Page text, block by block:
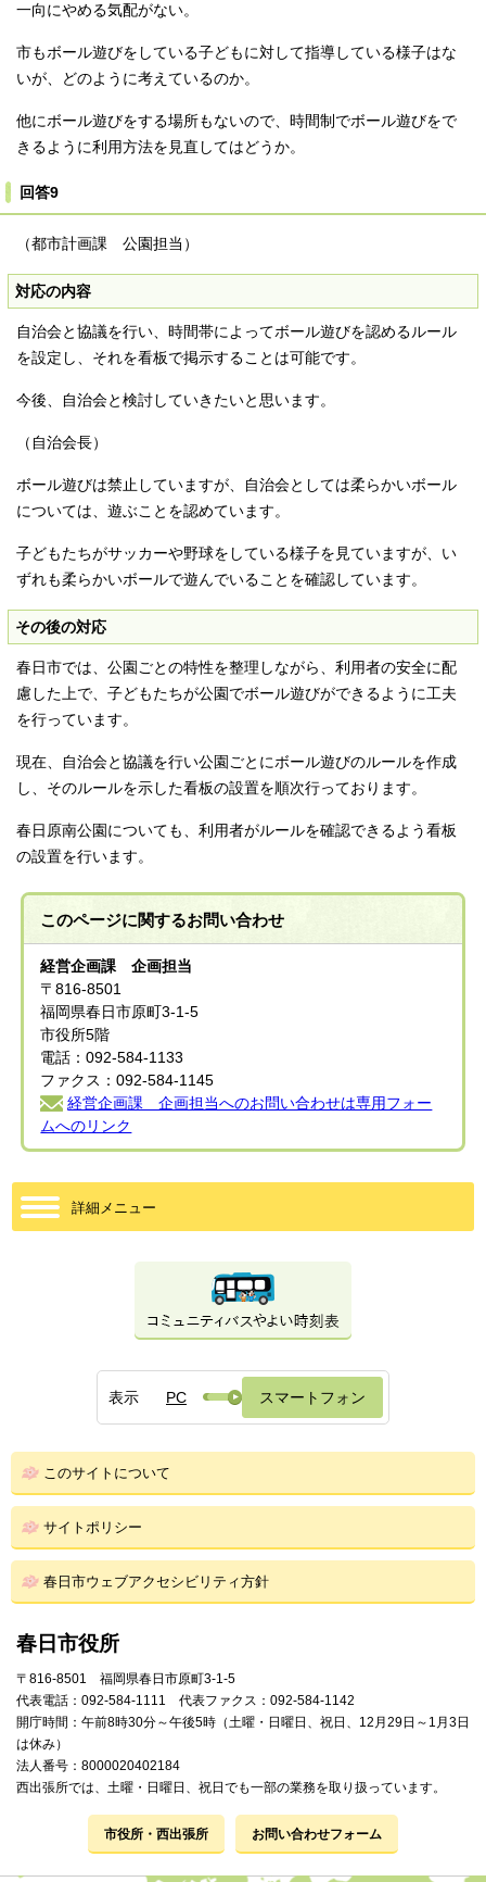
一向にやめる気配がない。
市もボール遊びをしている子どもに対して指導している様子はな
いが、どのように考えているのか。
他にボール遊びをする場所もないので、時間制でボール遊びをで
きるように利用方法を見直してはどうか。
回答9
（都市計画課 公園担当）
対応の内容
自治会と協議を行い、時間帯によってボール遊びを認めるルール
を設定し、それを看板で掲示することは可能です。
今後、自治会と検討していきたいと思います。
（自治会長）
ボール遊びは禁止していますが、自治会としては柔らかいボール
については、遊ぶことを認めています。
子どもたちがサッカーや野球をしている様子を見ていますが、い
ずれも柔らかいボールで遊んでいることを確認しています。
その後の対応
春日市では、公園ごとの特性を整理しながら、利用者の安全に配
慮した上で、子どもたちが公園でボール遊びができるように工夫
を行っています。
現在、自治会と協議を行い公園ごとにボール遊びのルールを作成
し、そのルールを示した看板の設置を順次行っております。
春日原南公園についても、利用者がルールを確認できるよう看板
の設置を行います。
このページに関するお問い合わせ
経営企画課 企画担当
〒816-8501
福岡県春日市原町3-1-5
市役所5階
電話：092-584-1133
ファクス：092-584-1145
経営企画課 企画担当へのお問い合わせは専用フォー
ムへのリンク
詳細メニュー
表示 PC スマートフォン
このサイトについて
サイトポリシー
春日市ウェブアクセシビリティ方針
春日市役所
〒816-8501 福岡県春日市原町3-1-5
代表電話：092-584-1111 代表ファクス：092-584-1142
開庁時間：午前8時30分～午後5時（土曜・日曜日、祝日、12月29日～1月3日
は休み）
法人番号：8000020402184
西出張所では、土曜・日曜日、祝日でも一部の業務を取り扱っています。
市役所・西出張所 お問い合わせフォーム